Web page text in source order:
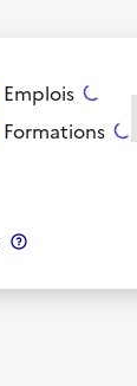
Emplois
Formations